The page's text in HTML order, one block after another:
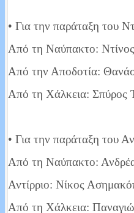
• Για την παράταξη του
Από τη Ναύπακτο:
Από την Αποδοτία:
Από τη Χάλκεια: Σπύρος
• Για την παράταξη του
Από τη Ναύπακτο:
Αντίρριο: Νίκος
Από τη Χάλκεια: